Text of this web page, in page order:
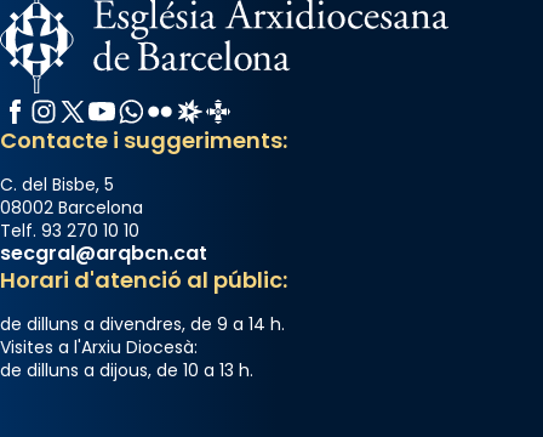
Facebook
Instagram
X / Twitter
YouTube
WhatsApp
FlickrRadio Estel
Catalunya Cristiana
Contacte i suggeriments:
C. del Bisbe, 5
08002 Barcelona
Telf. 93 270 10 10
secgral@arqbcn.cat
Horari d'atenció al públic:
de dilluns a divendres, de 9 a 14 h.
Visites a l'Arxiu Diocesà:
de dilluns a dijous, de 10 a 13 h.